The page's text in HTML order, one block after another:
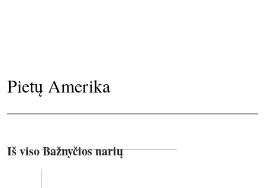
Pietų Amerika
Iš viso Bažnyčios narių